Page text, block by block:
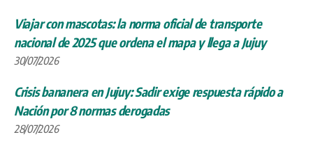
Viajar con mascotas: la norma oficial de transporte
nacional de 2025 que ordena el mapa y llega a Jujuy
30/07/2026
Crisis bananera en Jujuy: Sadir exige respuesta rápido a
Nación por 8 normas derogadas
28/07/2026